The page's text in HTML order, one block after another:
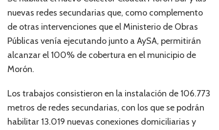
nuevas redes secundarias que, como complemento
de otras intervenciones que el Ministerio de Obras
Públicas venía ejecutando junto a AySA, permitirán
alcanzar el 100% de cobertura en el municipio de
Morón.
Los trabajos consistieron en la instalación de 106.773
metros de redes secundarias, con los que se podrán
habilitar 13.019 nuevas conexiones domiciliarias y